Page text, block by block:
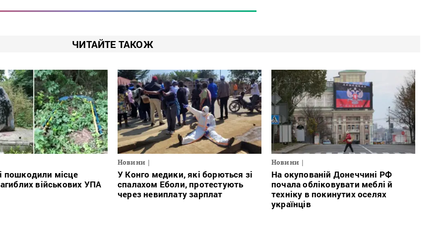
ЧИТАЙТЕ ТАКОЖ
пошкодили місце
військових УПА
Новини
У Конго медики, які борються зі
спалахом Еболи, протестують
через невиплату зарплат
Новини
На окупованій Донеччині РФ
почала обліковувати меблі й
техніку в покинутих оселях
українців